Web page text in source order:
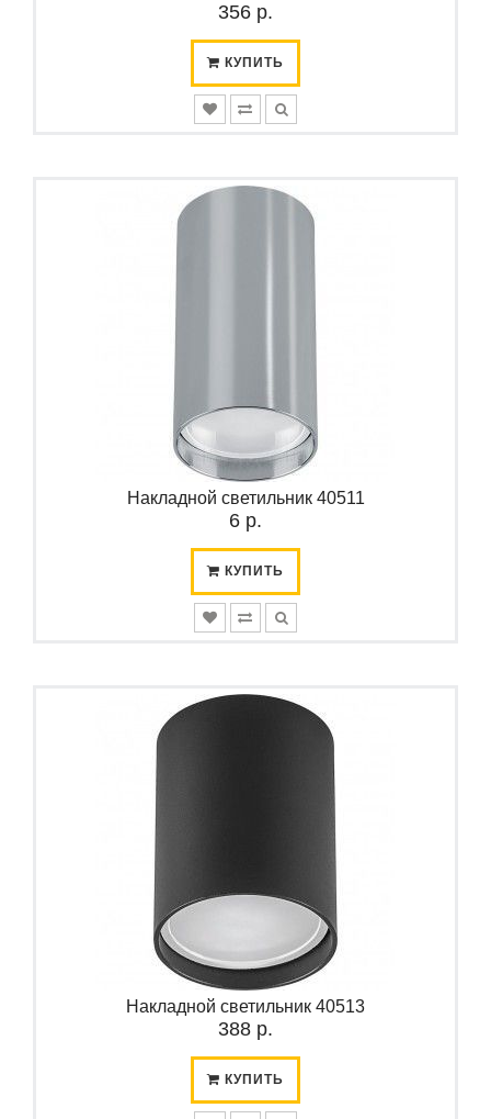
356 р.
КУПИТЬ
Накладной светильник 40511
6 р.
КУПИТЬ
Накладной светильник 40513
388 р.
КУПИТЬ